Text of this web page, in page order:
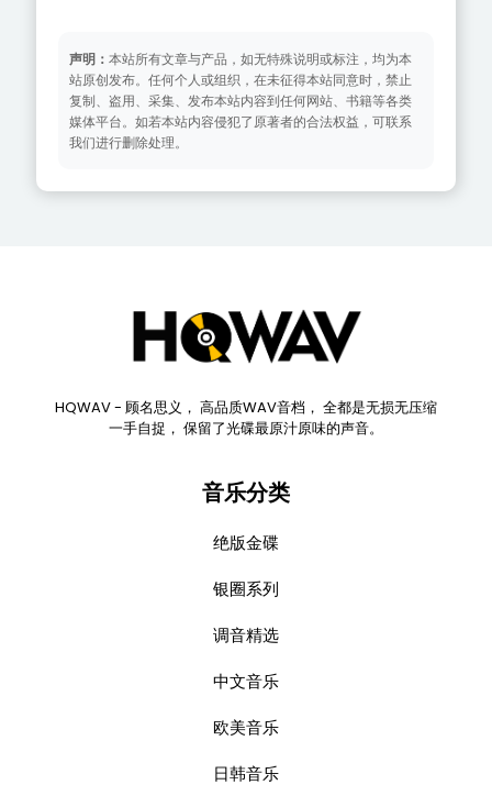
声明： 本站所有文章与产品，如无特殊说明或标注，均为本
站原创发布。任何个人或组织，在未征得本站同意时，禁止
复制、盗用、采集、发布本站内容到任何网站、书籍等各类
媒体平台。如若本站内容侵犯了原著者的合法权益，可联系
我们进行删除处理。
HQWAV - 顾名思义， 高品质WAV音档， 全都是无损无压缩
一手自捉， 保留了光碟最原汁原味的声音。
音乐分类
绝版金碟
银圈系列
调音精选
中文音乐
欧美音乐
日韩音乐